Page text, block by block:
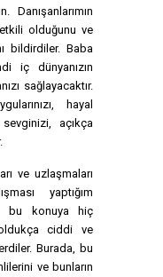
Danışanlarımın
olduğunu ve
bildirdiler. Baba
iç dünyanızın
sağlayacaktır.
hayal
sevginizi, açıkça
ve uzlaşmaları
yaptığım
bu konuya hiç
ciddi ve
Burada, bu
ve bunların